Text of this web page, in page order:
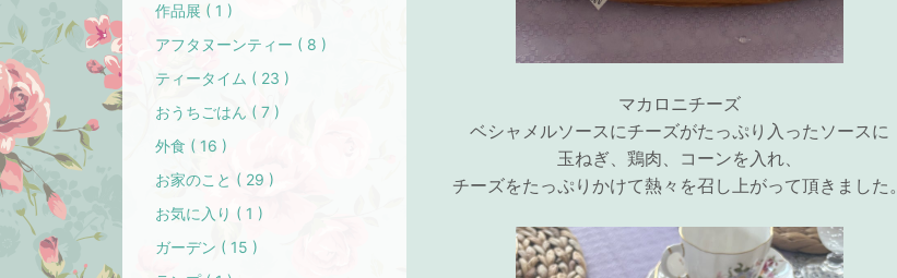
マカロニチーズ
ベシャメルソースにチーズがたっぷり入ったソースに
玉ねぎ、鶏肉、コーンを入れ、
チーズをたっぷりかけて熱々を召し上がって頂きました。
作品展 ( 1 )
アフタヌーンティー ( 8 )
ティータイム ( 23 )
おうちごはん ( 7 )
外食 ( 16 )
お家のこと ( 29 )
お気に入り ( 1 )
ガーデン ( 15 )